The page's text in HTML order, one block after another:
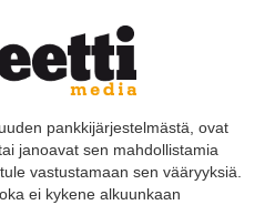
pankkijärjestelmästä, ovat
janoavat sen mahdollistamia
vastustamaan sen vääryyksiä.
ei kykene alkuunkaan